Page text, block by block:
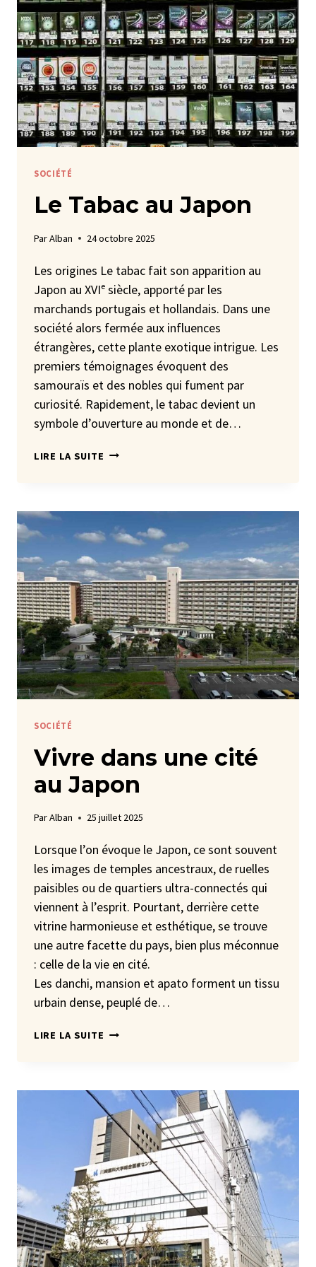
SOCIÉTÉ
Le Tabac au Japon
ParAlban 24 octobre 2025
Les origines Le tabac fait son apparition au
Japon au XVIᵉ siècle, apporté par les
marchands portugais et hollandais. Dans une
société alors fermée aux influences
étrangères, cette plante exotique intrigue. Les
premiers témoignages évoquent des
samouraïs et des nobles qui fument par
curiosité. Rapidement, le tabac devient un
symbole d’ouverture au monde et de…
LIRE LA SUITE LE
JAPON
SOCIÉTÉ
Vivre dans une cité
au Japon
ParAlban 25 juillet 2025
Lorsque l’on évoque le Japon, ce sont souvent
les images de temples ancestraux, de ruelles
paisibles ou de quartiers ultra-connectés qui
viennent à l’esprit. Pourtant, derrière cette
vitrine harmonieuse et esthétique, se trouve
une autre facette du pays, bien plus méconnue
: celle de la vie en cité.
Les danchi, mansion et apato forment un tissu
urbain dense, peuplé de…
LIRE LA SUITE VIVRE
CITÉ
AU
JAPON